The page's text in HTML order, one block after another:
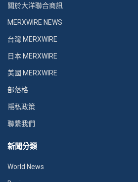
關於大洋聯合商訊
MERXWIRE NEWS
台灣 MERXWIRE
日本 MERXWIRE
美國 MERXWIRE
部落格
隱私政策
聯繫我們
新聞分類
World News